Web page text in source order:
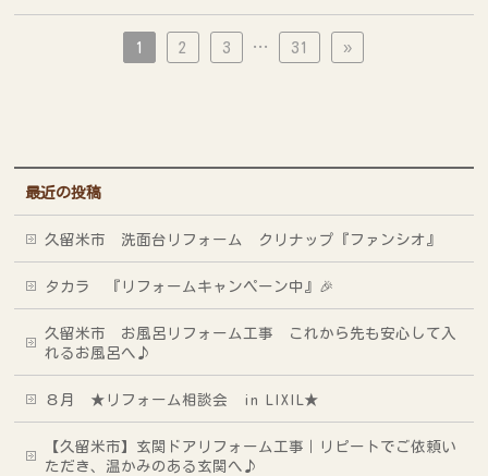
1 2 3 … 31 »
最近の投稿
久留米市 洗面台リフォーム クリナップ『ファンシオ』
タカラ 『リフォームキャンペーン中』🎉
久留米市 お風呂リフォーム工事 これから先も安心して入
れるお風呂へ♪
８月 ★リフォーム相談会 in LIXIL★
【久留米市】玄関ドアリフォーム工事｜リピートでご依頼い
ただき、温かみのある玄関へ♪